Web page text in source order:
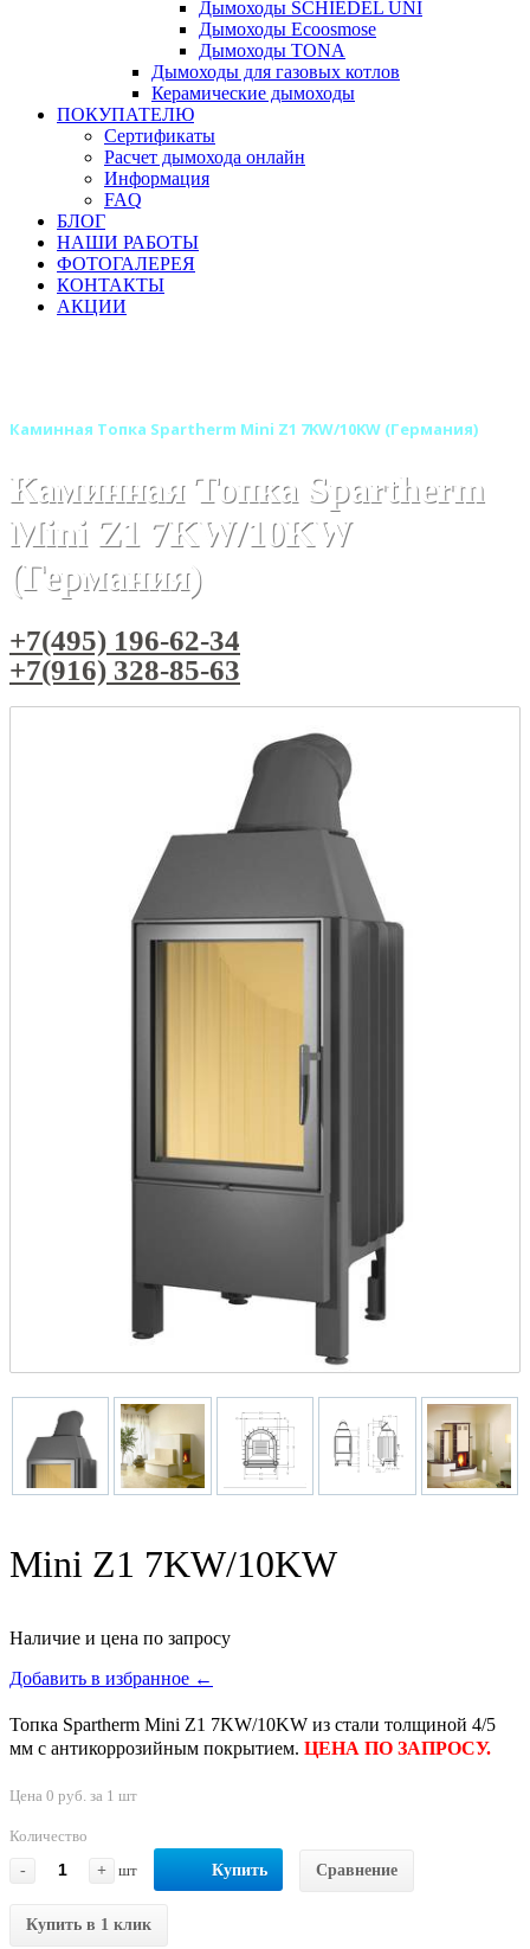
Дымоходы SCHIEDEL UNI
Дымоходы Ecoosmose
Дымоходы TONA
Дымоходы для газовых котлов
Керамические дымоходы
ПОКУПАТЕЛЮ
Сертификаты
Расчет дымохода онлайн
Информация
FAQ
БЛОГ
НАШИ РАБОТЫ
ФОТОГАЛЕРЕЯ
КОНТАКТЫ
АКЦИИ
Каминная Топка Spartherm Mini Z1 7KW/10KW (Германия)
Каминная Топка Spartherm
Mini Z1 7KW/10KW
(Германия)
+7(495) 196-62-34
+7(916) 328-85-63
Mini Z1 7KW/10KW
Наличие и цена по запросу
Добавить в избранное ←
Топка Spartherm Mini Z1 7KW/10KW из стали толщиной 4/5
мм с антикоррозийным покрытием. ЦЕНА ПО ЗАПРОСУ.
Цена 0 руб. за 1 шт
Количество
-
+ шт Купить Сравнение
Купить в 1 клик